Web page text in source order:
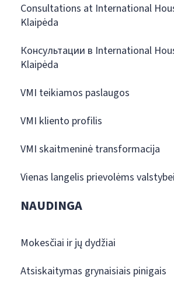
Consultations at International
Klaipėda
Консультации в International
Klaipėda
VMI teikiamos paslaugos
VMI kliento profilis
VMI skaitmeninė transformacija
Vienas langelis prievolėms
NAUDINGA
Mokesčiai ir jų dydžiai
Atsiskaitymas grynaisiais pinigais